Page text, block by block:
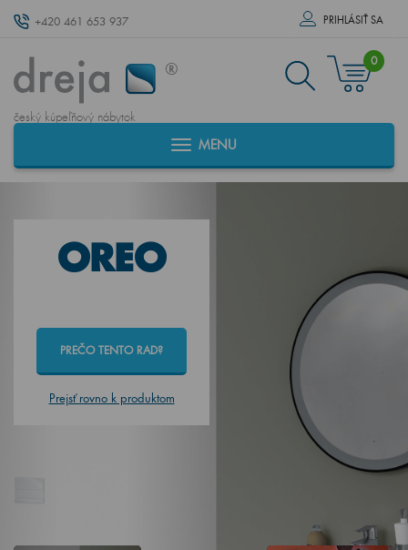
+420 461 653 937 PRIHLÁSIŤ SA
český kúpeľňový nábytok
0
MENU
OREO
PREČO TENTO RAD?
Prejsť rovno k produktom